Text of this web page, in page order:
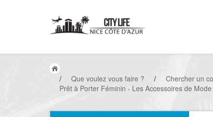
/ Que voulez vous faire ? / Chercher un
Prêt à Porter Féminin - Les Accessoires de